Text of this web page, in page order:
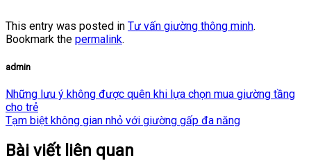
This entry was posted in Tư vấn giường thông minh.
Bookmark the permalink.
admin
Những lưu ý không được quên khi lựa chọn mua giường tầng
cho trẻ
Tạm biệt không gian nhỏ với giường gấp đa năng
Bài viết liên quan